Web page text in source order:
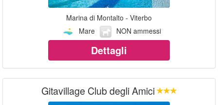
Marina di Montalto - Viterbo
Mare
NON ammessi
Dettagli
Gitavillage Club degli Amici